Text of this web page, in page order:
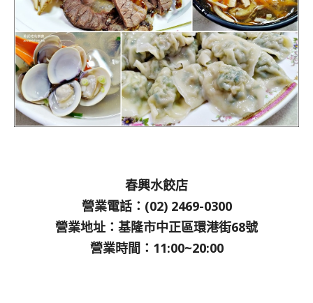
春興水餃店
營業電話：(02) 2469-0300
營業地址：基隆市中正區環港街68號
營業時間：11:00~20:00